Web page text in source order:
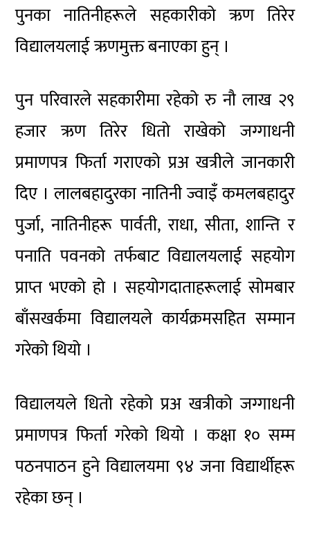
पुनका नातिनीहरूले सहकारीको ऋण तिरेर
विद्यालयलाई ऋणमुक्त बनाएका हुन् ।
पुन परिवारले सहकारीमा रहेको रु नौ लाख २९
हजार ऋण तिरेर धितो राखेको जग्गाधनी
प्रमाणपत्र फिर्ता गराएको प्रअ खत्रीले जानकारी
दिए । लालबहादुरका नातिनी ज्वाइँ कमलबहादुर
पुर्जा, नातिनीहरू पार्वती, राधा, सीता, शान्ति र
पनाति पवनको तर्फबाट विद्यालयलाई सहयोग
प्राप्त भएको हो । सहयोगदाताहरूलाई सोमबार
बाँसखर्कमा विद्यालयले कार्यक्रमसहित सम्मान
गरेको थियो ।
विद्यालयले धितो रहेको प्रअ खत्रीको जग्गाधनी
प्रमाणपत्र फिर्ता गरेको थियो । कक्षा १० सम्म
पठनपाठन हुने विद्यालयमा ९४ जना विद्यार्थीहरू
रहेका छन् ।